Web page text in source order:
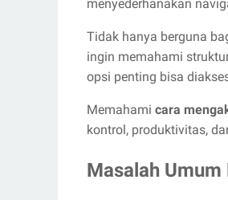
menyederhanakan
Tidak hanya berguna
ingin memahami
opsi penting bisa
Memahami cara
kontrol, produktivitas,
Masalah